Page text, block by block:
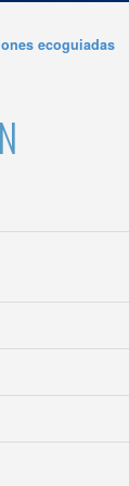
ecoguiadas
del
Estas
en el
usuario.